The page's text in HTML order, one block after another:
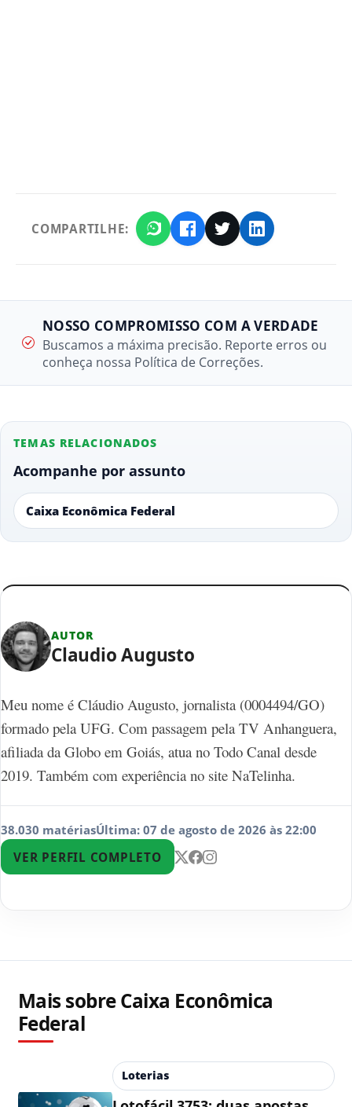
COMPARTILHE:
NOSSO COMPROMISSO COM A VERDADE
Buscamos a máxima precisão. Reporte erros ou
conheça nossa Política de Correções.
TEMAS RELACIONADOS
Acompanhe por assunto
Caixa Econômica Federal
AUTOR
Claudio Augusto
Meu nome é Cláudio Augusto, jornalista (0004494/GO)
formado pela UFG. Com passagem pela TV Anhanguera,
afiliada da Globo em Goiás, atua no Todo Canal desde
2019. Também com experiência no site NaTelinha.
38.030 matériasÚltima: 07 de agosto de 2026 às 22:00
VER PERFIL COMPLETO
Mais sobre Caixa Econômica
Federal
Loterias